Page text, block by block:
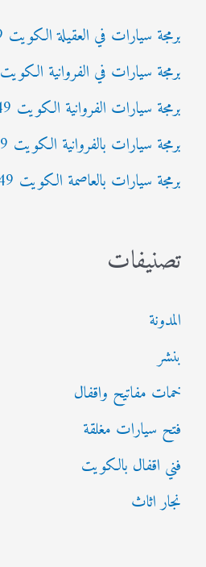
ع
ن
:
برمجة سيارات في العقيلة الكويت 92295349
برمجة سيارات في الفروانية الكويت 92295349
برمجة سيارات الفروانية الكويت 92295349
برمجة سيارات بالفروانية الكويت 92295349
برمجة سيارات بالعاصمة الكويت 92295349
تصنيفات
المدونة
بنشر
خمات مفاتيح واقفال
فتح سيارات مغلقة
فني اقفال بالكويت
نجار اثاث